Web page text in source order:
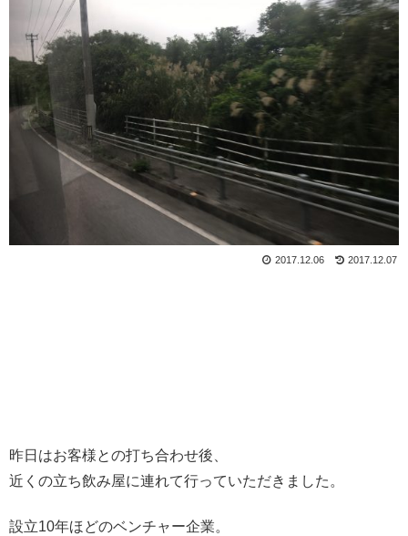
2017.12.07
2017.12.06
昨日はお客様との打ち合わせ後、
近くの立ち飲み屋に連れて行っていただきました。
設立10年ほどのベンチャー企業。